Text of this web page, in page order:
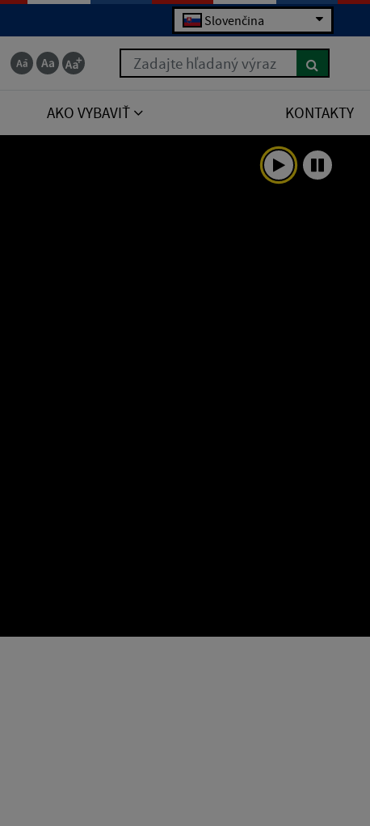
Slovenčina
Zadajte hľadaný výraz
AKO VYBAVIŤ KONTAKTY